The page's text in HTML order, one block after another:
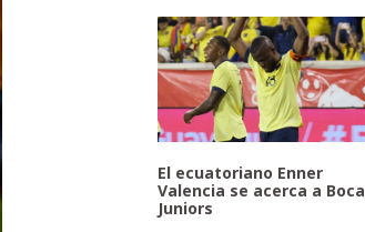
El ecuatoriano Enner
Valencia se acerca a Boca
Juniors